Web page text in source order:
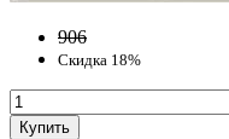
906
Скидка 18%